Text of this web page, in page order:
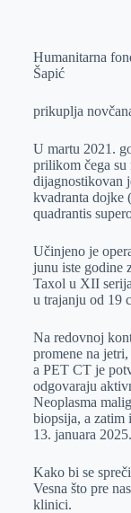
e
I
s
p
a
l
Humanitarna
Šapić
prikuplja
U martu 2021.
prilikom čega su
dijagnostikovan
kvadranta dojke
quadrantis
Učinjeno je
junu iste godine
Taxol u XII
u trajanju od 19
Na redovnoj
promene na
a PET CT je
odgovaraju
Neoplasma
biopsija, a zatim
13. januara
Kako bi se
Vesna što pre
klinici.